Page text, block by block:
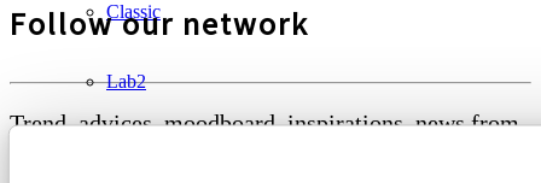
Classic
Lab2
Follow our network
Trend, advices, moodboard, inspirations, news from